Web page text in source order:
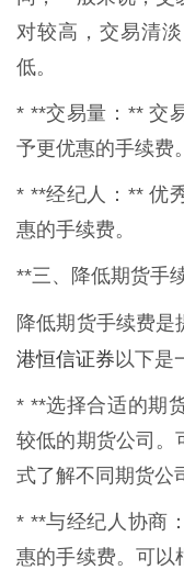
对较高，交易清
低。
* **交易量：** 交
予更优惠的手续费。
* **经纪人：** 优
惠的手续费。
**三、降低期货手
降低期货手续费是
港恒信证券 以下是
* **选择合适的期
较低的期货公司。
式了解不同期货公
* **与经纪人协商
惠的手续费。可以